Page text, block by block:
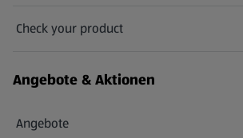
Check your product
(öffnet in einem neuen Tab)
Angebote & Aktionen
Angebote